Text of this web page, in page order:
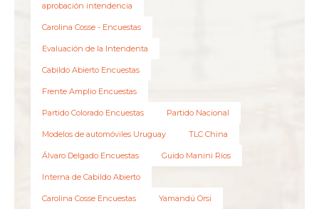
aprobación intendencia
Carolina Cosse - Encuestas
Evaluación de la Intendenta
Cabildo Abierto Encuestas
Frente Amplio Encuestas
Partido Colorado Encuestas Partido Nacional
Modelos de automóviles Uruguay TLC China
Álvaro Delgado Encuestas Guido Manini Ríos
Interna de Cabildo Abierto
Carolina Cosse Encuestas Yamandú Orsi